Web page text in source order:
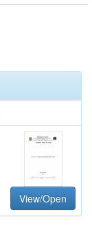
View/Open